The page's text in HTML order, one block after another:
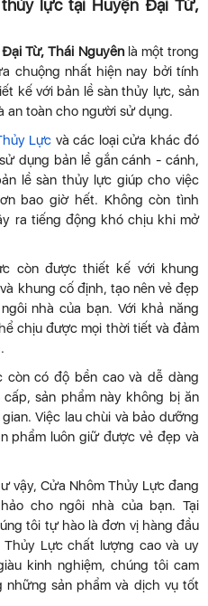
lực tại Huyện Đại Từ,
Từ, Thái Nguyênlà một trong
chuộng nhất hiện nay bởi tính
kế với bản lề sàn thủy lực, sản
an toàn cho người sử dụng.
Lực và các loại cửa khác đó
dụng bản lề gắn cánh - cánh,
lề sàn thủy lực giúp cho việc
bao giờ hết. Không còn tình
ra tiếng động khó chịu khi mở
còn được thiết kế với khung
khung cố định, tạo nên vẻ đẹp
nhà của bạn. Với khả năng
chịu được mọi thời tiết và đảm
còn có độ bền cao và dễ dàng
sản phẩm này không bị ăn
Việc lau chùi và bảo dưỡng
phẩm luôn giữ được vẻ đẹp và
vậy, Cửa Nhôm Thủy Lực đang
cho ngôi nhà của bạn. Tại
tôi tự hào là đơn vị hàng đầu
Lực chất lượng cao và uy
kinh nghiệm, chúng tôi cam
những sản phẩm và dịch vụ tốt